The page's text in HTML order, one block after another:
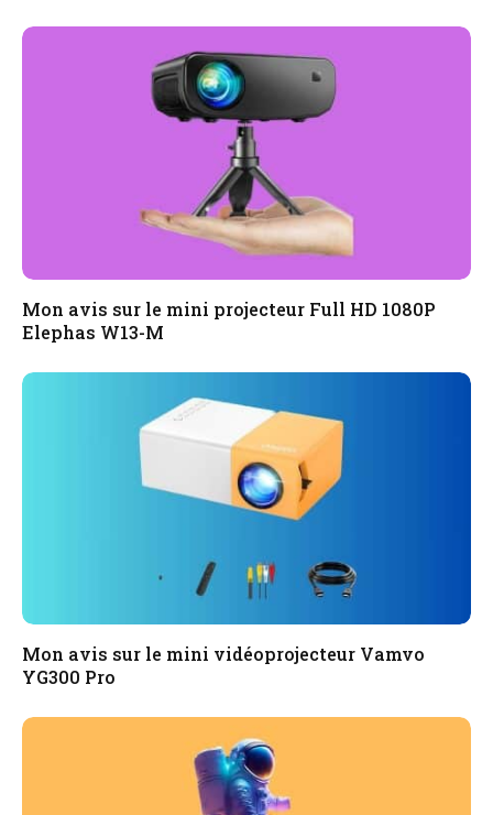
Mon avis sur le mini projecteur Full HD 1080P
Elephas W13-M
Mon avis sur le mini vidéoprojecteur Vamvo
YG300 Pro